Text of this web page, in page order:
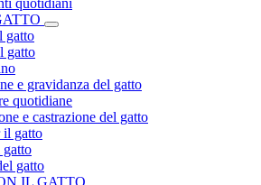
quotidiani
gatto
gatto
e gravidanza del gatto
quotidiane
e castrazione del gatto
il gatto
gatto
gatto
IL GATTO